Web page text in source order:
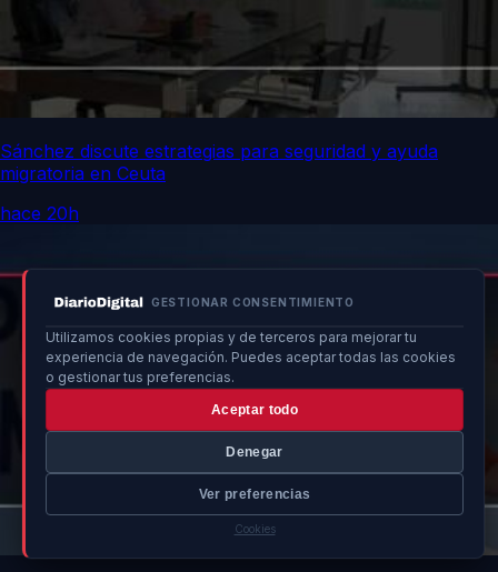
GESTIONAR CONSENTIMIENTO
Utilizamos cookies propias y de terceros para mejorar tu
experiencia de navegación. Puedes aceptar todas las cookies
o gestionar tus preferencias.
Aceptar todo
Denegar
Ver preferencias
Cookies
Sánchez discute estrategias para seguridad y ayuda
migratoria en Ceuta
hace 20h